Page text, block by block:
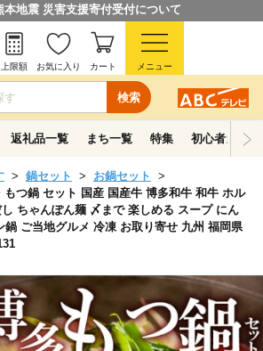
本地震 災害支援寄付受付について
検索
上限額 お気に入り カート メニュー
返礼品一覧 まち一覧 特集 初心者ガイド
鍋セット
お鍋セット
もつ鍋 セット 国産 国産牛 博多和牛 和牛 ホル
ちゃんぽん麺 〆まで 楽しめる スープ にん
鍋 ご当地グルメ 冷凍 お取り寄せ 九州 福岡県